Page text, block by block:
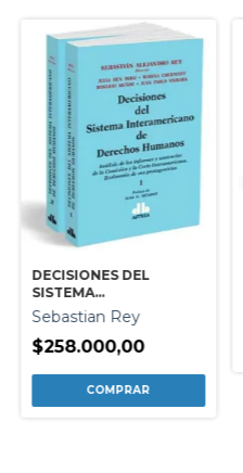
DECISIONES DEL
SISTEMA
INTERAMERICANO DE
DERECHOS HUMANOS 2
TOMOS
Sebastian Rey
$258.000,00